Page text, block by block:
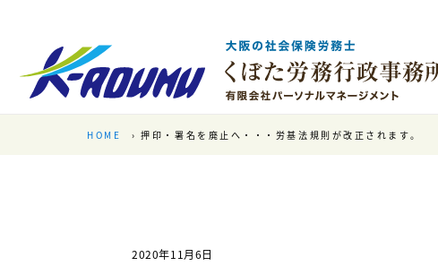
HOME 押印・署名を廃止へ・・・労基法規則が改正されます。
2020年11月6日